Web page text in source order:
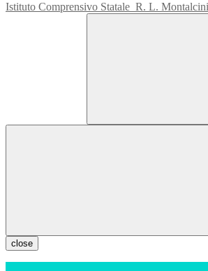
Istituto Comprensivo Statale R. L. Montalcini
close